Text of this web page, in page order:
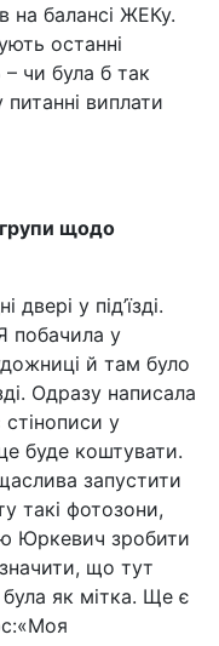
на балансі ЖЕКу.
останні
чи була б так
виплати
групи щодо
у під’їзді.
побачила у
й там було
Одразу написала
у
буде коштувати.
запустити
такі фотозони,
Юркевич зробити
що тут
як мітка. Ще є